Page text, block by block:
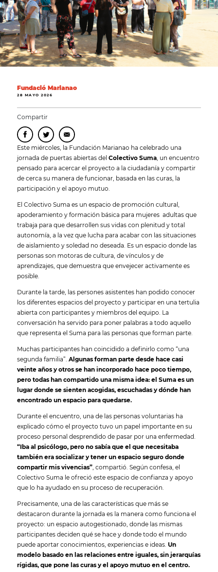
Fundació Marianao
28 MAYO 2026
Compartir
Este miércoles, la Fundación Marianao ha celebrado una
jornada de puertas abiertas del Colectivo Suma, un encuentro
pensado para acercar el proyecto a la ciudadanía y compartir
de cerca su manera de funcionar, basada en las curas, la
participación y el apoyo mutuo.
El Colectivo Suma es un espacio de promoción cultural,
apoderamiento y formación básica para mujeres adultas que
trabaja para que desarrollen sus vidas con plenitud y total
autonomía, a la vez que lucha para acabar con las situaciones
de aislamiento y soledad no deseada. Es un espacio donde las
personas son motoras de cultura, de vínculos y de
aprendizajes, que demuestra que envejecer activamente es
posible.
Durante la tarde, las persones asistentes han podido conocer
los diferentes espacios del proyecto y participar en una tertulia
abierta con participantes y miembros del equipo. La
conversación ha servido para poner palabras a todo aquello
que representa el Suma para las personas que forman parte.
Muchas participantes han coincidido a definirlo como “una
segunda familia”. Algunas forman parte desde hace casi
veinte años y otros se han incorporado hace poco tiempo,
pero todas han compartido una misma idea: el Suma es un
lugar donde se sienten acogidas, escuchadas y dónde han
encontrado un espacio para quedarse.
Durante el encuentro, una de las personas voluntarias ha
explicado cómo el proyecto tuvo un papel importante en su
proceso personal desprendido de pasar por una enfermedad.
“Iba al psicólogo, pero no sabía que el que necesitaba
también era socializar y tener un espacio seguro donde
compartir mis vivencias”, compartió. Según confesa, el
Colectivo Suma le ofreció este espacio de confianza y apoyo
que lo ha ayudado en su proceso de recuperación.
Precisamente, una de las características que más se
destacaron durante la jornada es la manera como funciona el
proyecto: un espacio autogestionado, donde las mismas
participantes deciden qué se hace y donde todo el mundo
puede aportar conocimientos, experiencias e ideas. Un
modelo basado en las relaciones entre iguales, sin jerarquías
rígidas, que pone las curas y el apoyo mutuo en el centro.